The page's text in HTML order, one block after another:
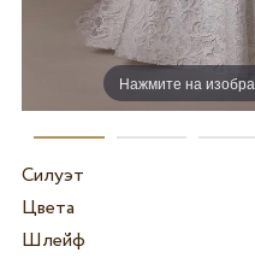
Нажмите на
Силуэт
Цвета
Шлейф